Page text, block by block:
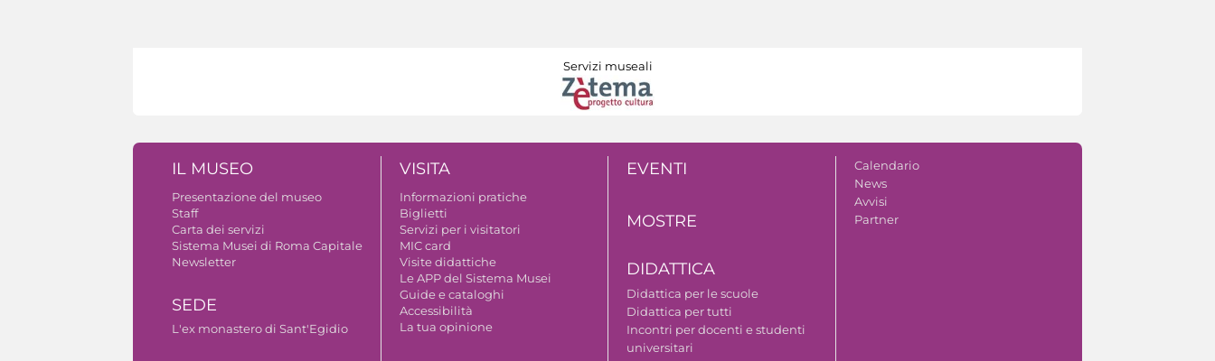
Servizi museali
IL MUSEO
Presentazione del museo
Staff
Carta dei servizi
Sistema Musei di Roma Capitale
Newsletter
SEDE
L'ex monastero di Sant'Egidio
VISITA
Informazioni pratiche
Biglietti
Servizi per i visitatori
MIC card
Visite didattiche
Le APP del Sistema Musei
Guide e cataloghi
Accessibilità
La tua opinione
EVENTI
MOSTRE
DIDATTICA
Didattica per le scuole
Didattica per tutti
Incontri per docenti e studenti
universitari
Calendario
News
Avvisi
Partner